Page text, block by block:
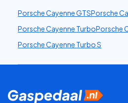
Porsche Cayenne GTSPorsche
Porsche Cayenne TurboPorsche
Porsche Cayenne Turbo S